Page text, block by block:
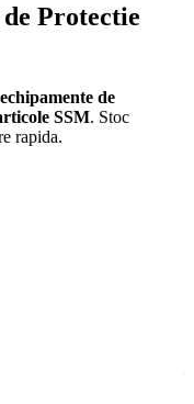
Protectie
echipamente de
SSM. Stoc
rapida.